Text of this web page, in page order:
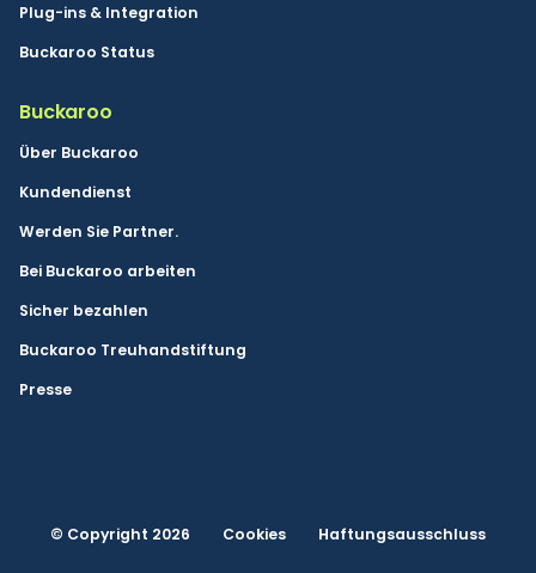
Plug-ins & Integration
Buckaroo Status
Buckaroo
Über Buckaroo
Kundendienst
Werden Sie Partner.
Bei Buckaroo arbeiten
Sicher bezahlen
Buckaroo Treuhandstiftung
Presse
© Copyright 2026 Cookies Haftungsausschluss